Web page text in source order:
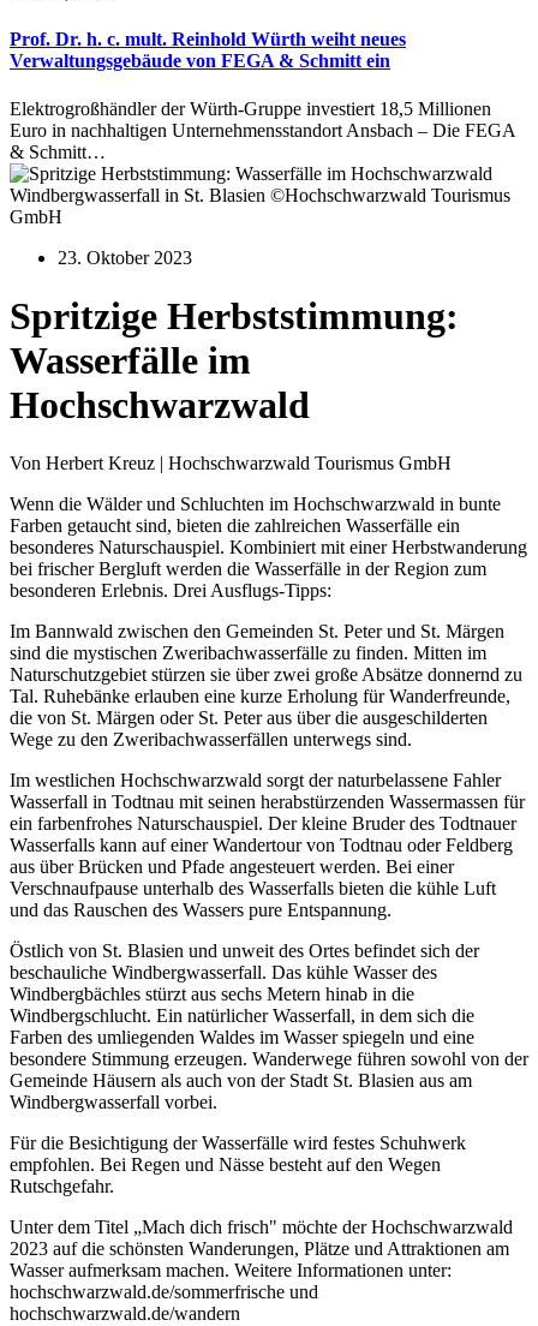
Prof. Dr. h. c. mult. Reinhold Würth weiht neues
Verwaltungsgebäude von FEGA & Schmitt ein
Elektrogroßhändler der Würth-Gruppe investiert 18,5 Millionen
Euro in nachhaltigen Unternehmensstandort Ansbach – Die FEGA
& Schmitt…
Windbergwasserfall in St. Blasien ©Hochschwarzwald Tourismus
GmbH
23. Oktober 2023
Spritzige Herbststimmung:
Wasserfälle im
Hochschwarzwald
Von Herbert Kreuz | Hochschwarzwald Tourismus GmbH
Wenn die Wälder und Schluchten im Hochschwarzwald in bunte
Farben getaucht sind, bieten die zahlreichen Wasserfälle ein
besonderes Naturschauspiel. Kombiniert mit einer Herbstwanderung
bei frischer Bergluft werden die Wasserfälle in der Region zum
besonderen Erlebnis. Drei Ausflugs-Tipps:
Im Bannwald zwischen den Gemeinden St. Peter und St. Märgen
sind die mystischen Zweribachwasserfälle zu finden. Mitten im
Naturschutzgebiet stürzen sie über zwei große Absätze donnernd zu
Tal. Ruhebänke erlauben eine kurze Erholung für Wanderfreunde,
die von St. Märgen oder St. Peter aus über die ausgeschilderten
Wege zu den Zweribachwasserfällen unterwegs sind.
Im westlichen Hochschwarzwald sorgt der naturbelassene Fahler
Wasserfall in Todtnau mit seinen herabstürzenden Wassermassen für
ein farbenfrohes Naturschauspiel. Der kleine Bruder des Todtnauer
Wasserfalls kann auf einer Wandertour von Todtnau oder Feldberg
aus über Brücken und Pfade angesteuert werden. Bei einer
Verschnaufpause unterhalb des Wasserfalls bieten die kühle Luft
und das Rauschen des Wassers pure Entspannung.
Östlich von St. Blasien und unweit des Ortes befindet sich der
beschauliche Windbergwasserfall. Das kühle Wasser des
Windbergbächles stürzt aus sechs Metern hinab in die
Windbergschlucht. Ein natürlicher Wasserfall, in dem sich die
Farben des umliegenden Waldes im Wasser spiegeln und eine
besondere Stimmung erzeugen. Wanderwege führen sowohl von der
Gemeinde Häusern als auch von der Stadt St. Blasien aus am
Windbergwasserfall vorbei.
Für die Besichtigung der Wasserfälle wird festes Schuhwerk
empfohlen. Bei Regen und Nässe besteht auf den Wegen
Rutschgefahr.
Unter dem Titel „Mach dich frisch" möchte der Hochschwarzwald
2023 auf die schönsten Wanderungen, Plätze und Attraktionen am
Wasser aufmerksam machen. Weitere Informationen unter:
hochschwarzwald.de/sommerfrische und
hochschwarzwald.de/wandern